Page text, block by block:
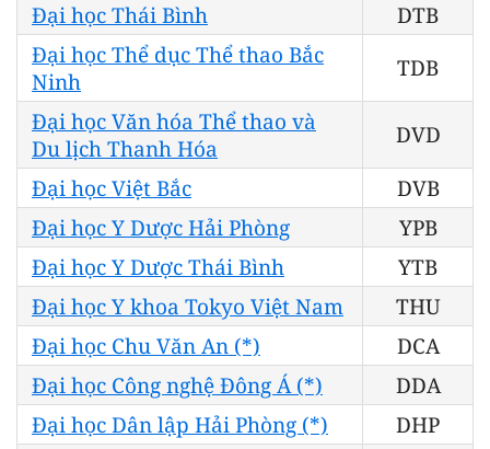
Đại học Thái Bình
DTB
Đại học Thể dục Thể thao Bắc
Ninh
TDB
Đại học Văn hóa Thể thao và
Du lịch Thanh Hóa
DVD
Đại học Việt Bắc
DVB
Đại học Y Dược Hải Phòng
YPB
Đại học Y Dược Thái Bình
YTB
Đại học Y khoa Tokyo Việt Nam
THU
Đại học Chu Văn An (*)
DCA
Đại học Công nghệ Đông Á (*)
DDA
Đại học Dân lập Hải Phòng (*)
DHP